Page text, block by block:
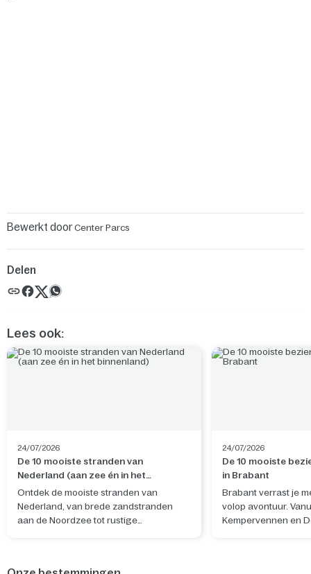
Bewerkt doorCenter Parcs
Delen
Lees ook:
24/07/2026
De 10 mooiste stranden van
Nederland (aan zee én in het
binnenland)
Ontdek de mooiste stranden van
Nederland, van brede zandstranden
aan de Noordzee tot rustige
24/07/2026
De 10 mooiste
in Brabant
Brabant verrast je
volop avontuur.
Kempervennen en